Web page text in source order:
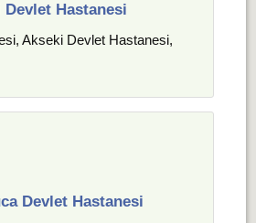
Hastanesi
Akseki Devlet Hastanesi,
Devlet Hastanesi